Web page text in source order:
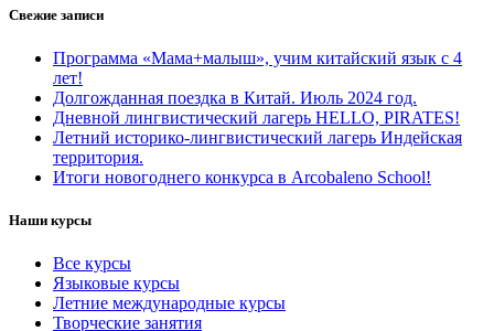
Свежие записи
Программа «Мама+малыш», учим китайский язык с 4
лет!
Долгожданная поездка в Китай. Июль 2024 год.
Дневной лингвистический лагерь HELLO, PIRATES!
Летний историко-лингвистический лагерь Индейская
территория.
Итоги новогоднего конкурса в Arcobaleno School!
Наши курсы
Все курсы
Языковые курсы
Летние международные курсы
Творческие занятия